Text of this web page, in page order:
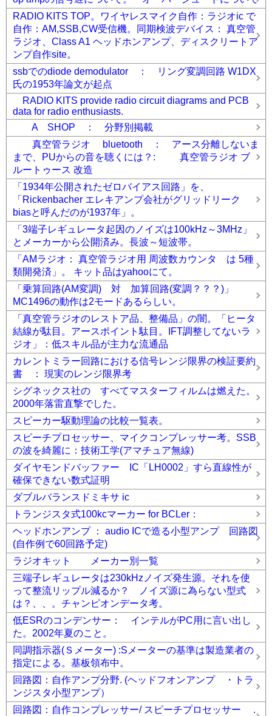
RADIO KITS TOP。ワイヤレスマイク自作：ラジオic で
自作：AM,SSB,CW受信機。同期検波デバイス： 真空管
ラジオ、Class A1 ヘッドホンアンプ、ディスクリートア
ンプ自作site。
ssbでのdiode demodulator ： リング変調回路 W1DX
氏の1953年論文が起点
RADIO KITS provide radio circuit diagrams and PCB
data for radio enthusiasts.
A SHOP ： 分野別掲載
真空管ラジオ bluetooth ： アース分離しないま
まで、PUからの音を聴くには？: 真空管ラジオ ブ
ルートゥース 改造
「1934年公開されたゼロバイアス回路」を、
「Rickenbacher エレキアンプ会社がグリッドリーク
biasと呼んだのが1937年」。
「3端子レギュレータ起因のノイズは100kHz～3MHz」
とメーカーから公開済み。長波～短波帯。
「AMラジオ： 真空管ラジオ用 周波数カウンタ は 5種
類開発済」。 キット品はyahooにて。
「乗算回路(AM変調) 対 加算回路(変調？？？)」
MC1496の動作は2モードあるらしい。
「真空管ラジオのレストア品、整備品」の闇。「ヒータ
結線が駄目。アースポイント駄目。IFT調整してないラ
ジオ」：低スキル品が主力な流通品
カレントミラー回路における信号レンジ限界の検証要約
書 ： 現実のレンジ限界考
シグネックス社の すべてマスターフィルムは燃えた。
2000年落雷直撃でした。
スピーカー駆動理論の比較一覧表。
スピーチプロセッサー、マイクコンプレッサー考。SSB
の波を綺麗に：技術工学(アマチュア無線)
ダイヤモンドバッファー IC「LH0002」すら直線性が
確保できない数式証明
ダブルバランスドミキサ ic
トランジスタ式100kcマーカー for BCLer：
ヘッドホンアンプ ： audio ICで造る小型アンプ 回路図
(自作例で60回路予定)
ラジオキット メーカー別一覧
三端子レギュレータは230kHzノイズ発生源。それを使
って整流リップル減るか？ ノイズ源に為らない型式
は？、、。チャンピオンデータ考。
低ESRのコンデンサー： インテルがPC用に言い出し
た。2002年夏のこと。
同調指示器(Ｓメーター) :Sメーターの基準は製造業者の
指定による。基板領布中。
回路図：自作アンプ分野. (ヘッドフオンアンプ ・トラ
ンジスタ小型アンプ）
回路図：自作コンプレッサー/ スピーチプロセッサー .